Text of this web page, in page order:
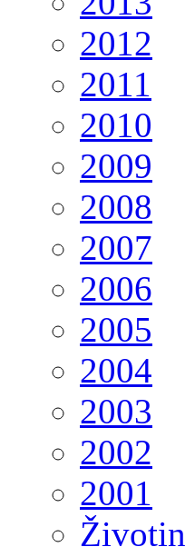
2012
2011
2010
2009
2008
2007
2006
2005
2004
2003
2002
2001